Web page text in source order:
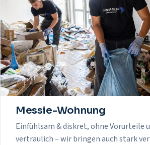
Messie-Wohnung
Einfühlsam & diskret, ohne Vorurteile
vertraulich – wir bringen auch stark